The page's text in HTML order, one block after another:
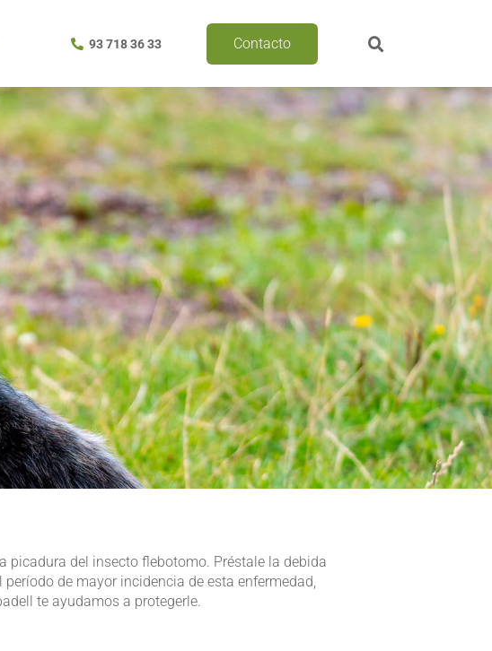
93 718 36 33 Contacto
picadura del insecto flebotomo. Préstale la debida
de mayor incidencia de esta enfermedad,
te ayudamos a protegerle.